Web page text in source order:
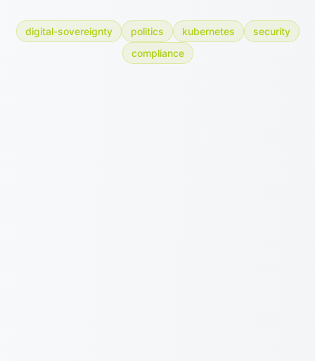
digital-sovereignty politics kubernetes
security
compliance